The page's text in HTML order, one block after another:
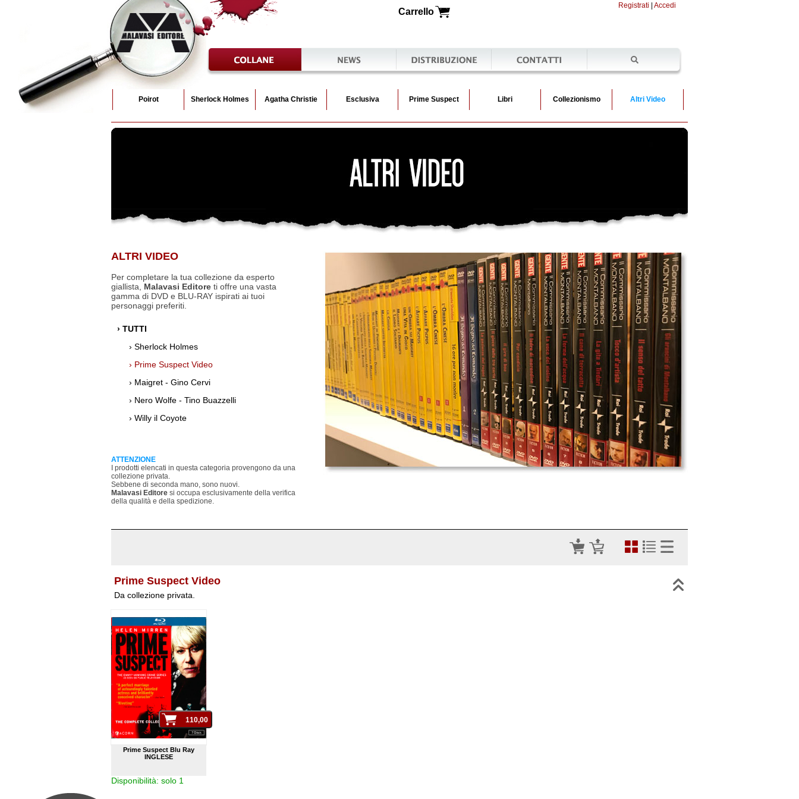
Carrello
Registrati Accedi
Poirot Sherlock Holmes Agatha Christie Esclusiva Prime Suspect Libri Collezionismo Altri Video
ALTRI VIDEO
Per completare la tua collezione da esperto
giallista, Malavasi Editore ti offre una vasta
gamma di DVD e BLU-RAY ispirati ai tuoi
personaggi preferiti.
› TUTTI
› Sherlock Holmes
› Prime Suspect Video
› Maigret - Gino Cervi
› Nero Wolfe - Tino Buazzelli
› Willy il Coyote
ATTENZIONE
I prodotti elencati in questa categoria provengono da una
collezione privata.
Sebbene di seconda mano, sono nuovi.
Malavasi Editore si occupa esclusivamente della verifica
della qualità e della spedizione.
Prime Suspect Video
Da collezione privata.
Prime Suspect Blu Ray
INGLESE
Disponibilità: solo 1